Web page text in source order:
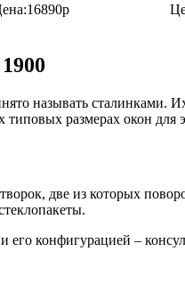
называть сталинками.
размерах окон
две из которых
его конфигурацией –